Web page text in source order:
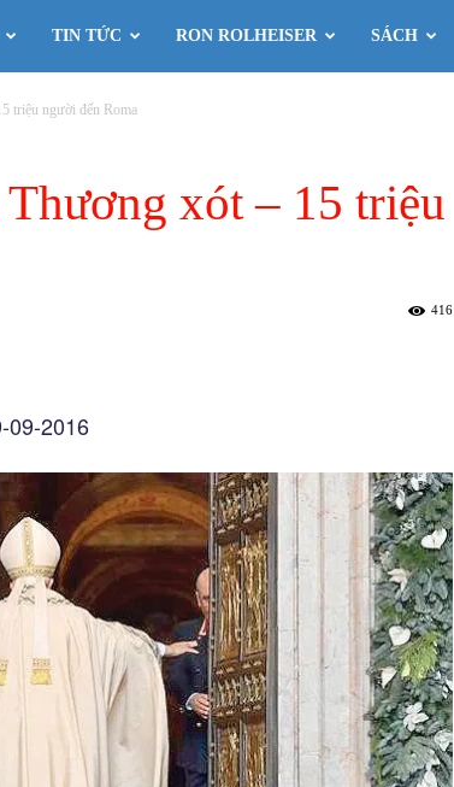
TIN TỨC RON ROLHEISER SÁCH
triệu người đến Roma
xót – 15 triệu
416
09-2016